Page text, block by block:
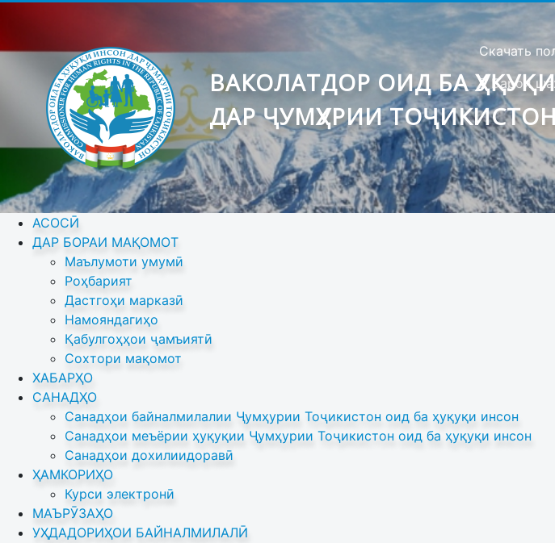
Скачать
Барои
ВАКОЛАТДОР ОИД БА
ДАР ҶУМҲУРИИ ТОҶИКИСТОН
АСОСӢ
ДАР БОРАИ МАҚОМОТ
Маълумоти умумӣ
Роҳбарият
Дастгоҳи марказӣ
Намояндагиҳо
Қабулгоҳҳои ҷамъиятӣ
Сохтори мақомот
ХАБАРҲО
САНАДҲО
Санадҳои байналмилалии Ҷумҳурии Тоҷикистон оид ба ҳуқуқи инсон
Санадҳои меъёрии ҳуқуқии Ҷумҳурии Тоҷикистон оид ба ҳуқуқи инсон
Санадҳои дохилиидоравӣ
ҲАМКОРИҲО
Курси электронӣ
МАЪРӮЗАҲО
УҲДАДОРИҲОИ БАЙНАЛМИЛАЛӢ